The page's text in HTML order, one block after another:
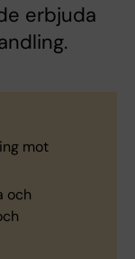
erbjuda
mot
och